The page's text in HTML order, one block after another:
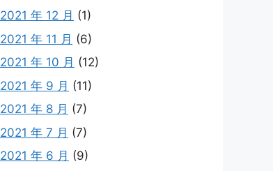
2021 年 12 月 (1)
2021 年 11 月 (6)
2021 年 10 月 (12)
2021 年 9 月 (11)
2021 年 8 月 (7)
2021 年 7 月 (7)
2021 年 6 月 (9)